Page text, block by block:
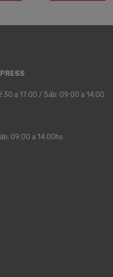
a 17:00 / Sáb: 09:00 a 14:00
09:00 a 14:00hs